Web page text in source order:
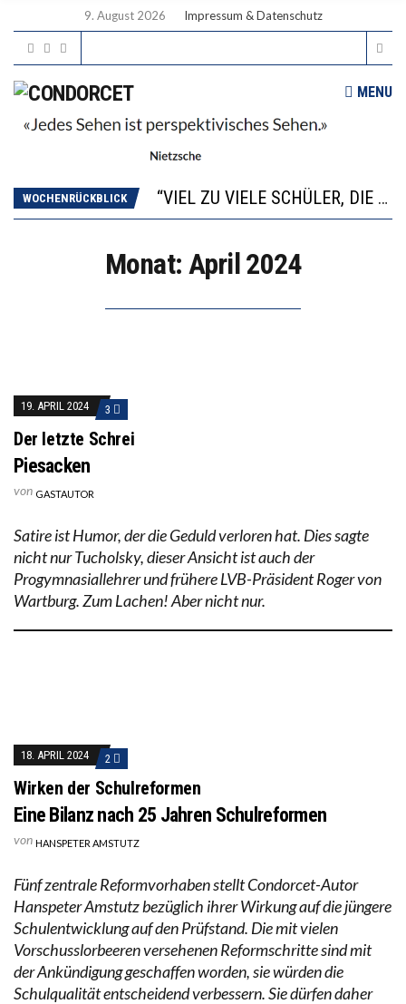
9. August 2026 Impressum & Datenschutz
MENU
WOCHENRÜCKBLICK
Monat: April 2024
19. APRIL 2024 3
Der letzte Schrei
Piesacken
von GASTAUTOR
Satire ist Humor, der die Geduld verloren hat. Dies sagte
nicht nur Tucholsky, dieser Ansicht ist auch der
Progymnasiallehrer und frühere LVB-Präsident Roger von
Wartburg. Zum Lachen! Aber nicht nur.
18. APRIL 2024 2
Wirken der Schulreformen
Eine Bilanz nach 25 Jahren Schulreformen
von HANSPETER AMSTUTZ
Fünf zentrale Reformvorhaben stellt Condorcet-Autor
Hanspeter Amstutz bezüglich ihrer Wirkung auf die jüngere
Schulentwicklung auf den Prüfstand. Die mit vielen
Vorschusslorbeeren versehenen Reformschritte sind mit
der Ankündigung geschaffen worden, sie würden die
Schulqualität entscheidend verbessern. Sie dürfen daher